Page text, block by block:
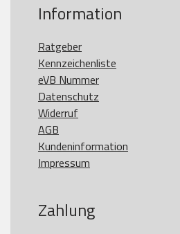
Information
Ratgeber
Kennzeichenliste
eVB Nummer
Datenschutz
Widerruf
AGB
Kundeninformation
Impressum
Zahlung